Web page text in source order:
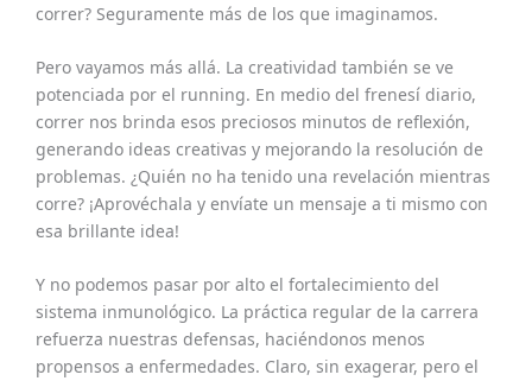
correr? Seguramente más de los que imaginamos.
Pero vayamos más allá. La creatividad también se ve
potenciada por el running. En medio del frenesí diario,
correr nos brinda esos preciosos minutos de reflexión,
generando ideas creativas y mejorando la resolución de
problemas. ¿Quién no ha tenido una revelación mientras
corre? ¡Aprovéchala y envíate un mensaje a ti mismo con
esa brillante idea!
Y no podemos pasar por alto el fortalecimiento del
sistema inmunológico. La práctica regular de la carrera
refuerza nuestras defensas, haciéndonos menos
propensos a enfermedades. Claro, sin exagerar, pero el